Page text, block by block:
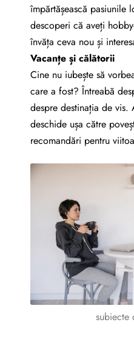
împărtășească pasiunile
descoperi că aveți
învăța ceva nou și
Vacanțe și călătorii
Cine nu iubește să
care a fost? Întreabă
despre destinația de vis.
deschide ușa către
recomandări pentru
subiecte